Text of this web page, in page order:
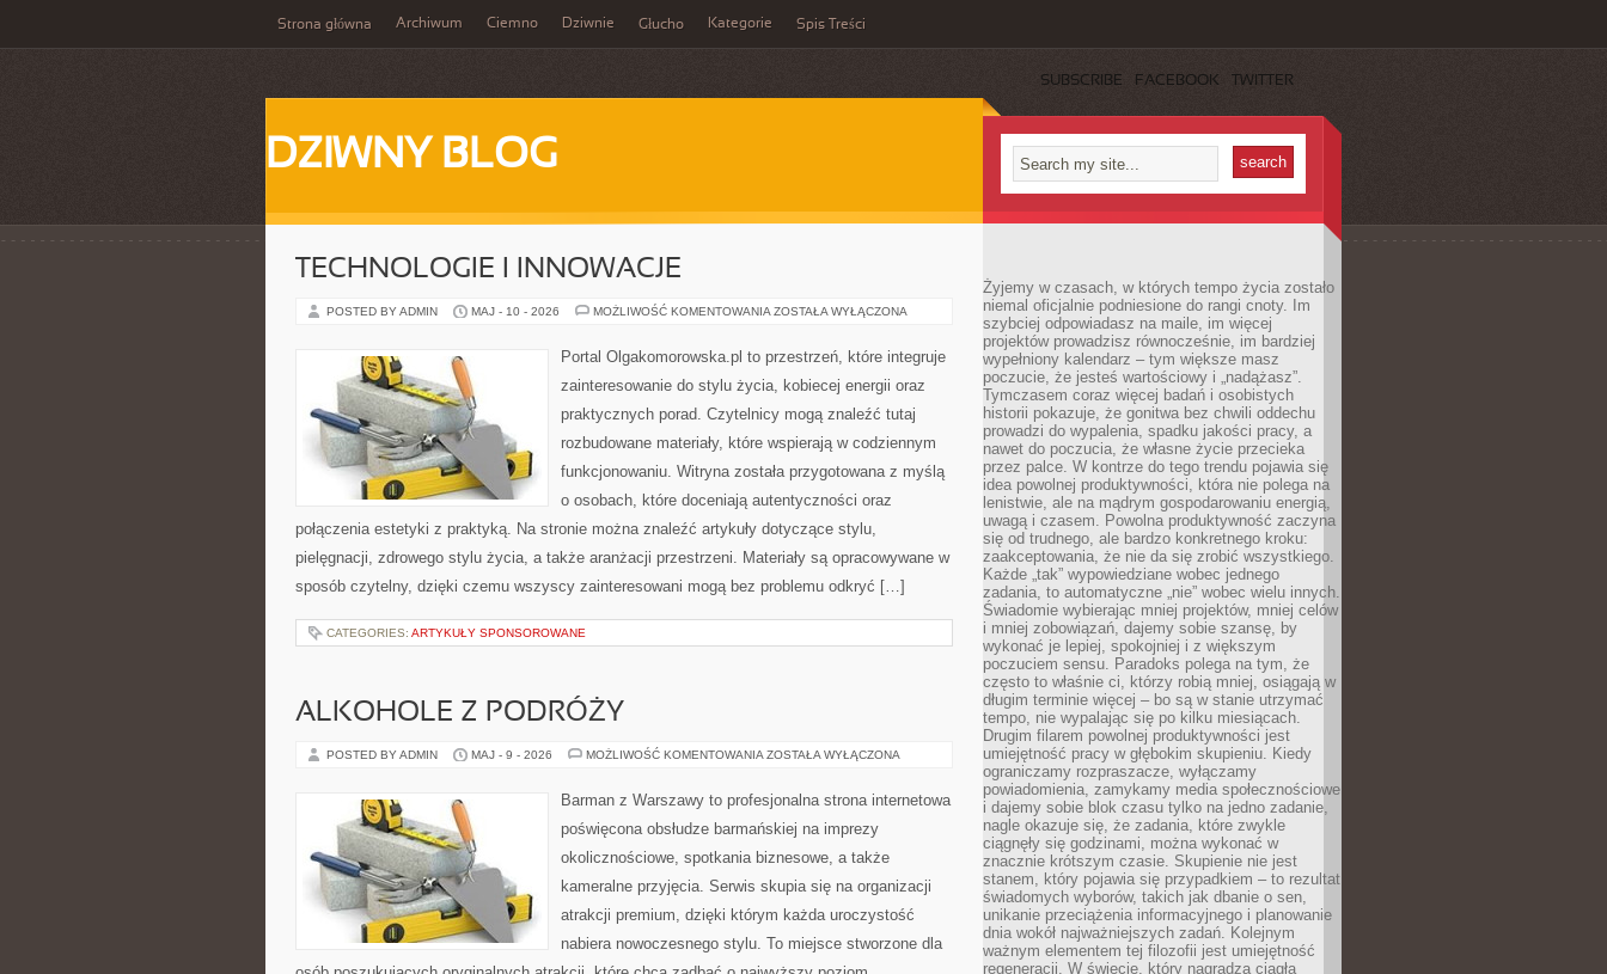
Strona główna Archiwum Ciemno Dziwnie Głucho Kategorie Spis Treści
SUBSCRIBE FACEBOOK TWITTER
DZIWNY BLOG
TECHNOLOGIE I INNOWACJE
POSTED BY ADMIN MAJ - 10 - 2026 MOŻLIWOŚĆ KOMENTOWANIA TECHNOLOGIE
ZOSTAŁA WYŁĄCZONA
Portal Olgakomorowska.pl to przestrzeń, które integruje
zainteresowanie do stylu życia, kobiecej energii oraz
praktycznych porad. Czytelnicy mogą znaleźć tutaj
rozbudowane materiały, które wspierają w codziennym
funkcjonowaniu. Witryna została przygotowana z myślą
o osobach, które doceniają autentyczności oraz
połączenia estetyki z praktyką. Na stronie można znaleźć artykuły dotyczące stylu,
pielęgnacji, zdrowego stylu życia, a także aranżacji przestrzeni. Materiały są opracowywane w
sposób czytelny, dzięki czemu wszyscy zainteresowani mogą bez problemu odkryć […]
CATEGORIES: ARTYKUŁY SPONSOROWANE
ALKOHOLE Z PODRÓŻY
POSTED BY ADMIN MAJ - 9 - 2026 MOŻLIWOŚĆ KOMENTOWANIA ALKOHOLE
ZOSTAŁA WYŁĄCZONA
Barman z Warszawy to profesjonalna strona internetowa
poświęcona obsłudze barmańskiej na imprezy
okolicznościowe, spotkania biznesowe, a także
kameralne przyjęcia. Serwis skupia się na organizacji
atrakcji premium, dzięki którym każda uroczystość
nabiera nowoczesnego stylu. To miejsce stworzone dla
Żyjemy w czasach, w których tempo życia zostało
niemal oficjalnie podniesione do rangi cnoty. Im
szybciej odpowiadasz na maile, im więcej
projektów prowadzisz równocześnie, im bardziej
wypełniony kalendarz – tym większe masz
poczucie, że jesteś wartościowy i „nadążasz”.
Tymczasem coraz więcej badań i osobistych
historii pokazuje, że gonitwa bez chwili oddechu
prowadzi do wypalenia, spadku jakości pracy, a
nawet do poczucia, że własne życie przecieka
przez palce. W kontrze do tego trendu pojawia się
idea powolnej produktywności, która nie polega na
lenistwie, ale na mądrym gospodarowaniu energią,
uwagą i czasem. Powolna produktywność zaczyna
się od trudnego, ale bardzo konkretnego kroku:
zaakceptowania, że nie da się zrobić wszystkiego.
Każde „tak” wypowiedziane wobec jednego
zadania, to automatyczne „nie” wobec wielu innych.
Świadomie wybierając mniej projektów, mniej celów
i mniej zobowiązań, dajemy sobie szansę, by
wykonać je lepiej, spokojniej i z większym
poczuciem sensu. Paradoks polega na tym, że
często to właśnie ci, którzy robią mniej, osiągają w
długim terminie więcej – bo są w stanie utrzymać
tempo, nie wypalając się po kilku miesiącach.
Drugim filarem powolnej produktywności jest
umiejętność pracy w głębokim skupieniu. Kiedy
ograniczamy rozpraszacze, wyłączamy
powiadomienia, zamykamy media społecznościowe
i dajemy sobie blok czasu tylko na jedno zadanie,
nagle okazuje się, że zadania, które zwykle
ciągnęły się godzinami, można wykonać w
znacznie krótszym czasie. Skupienie nie jest
stanem, który pojawia się przypadkiem – to rezultat
świadomych wyborów, takich jak dbanie o sen,
unikanie przeciążenia informacyjnego i planowanie
dnia wokół najważniejszych zadań. Kolejnym
ważnym elementem tej filozofii jest umiejętność
regeneracji. W świecie, który nagradza ciągłą